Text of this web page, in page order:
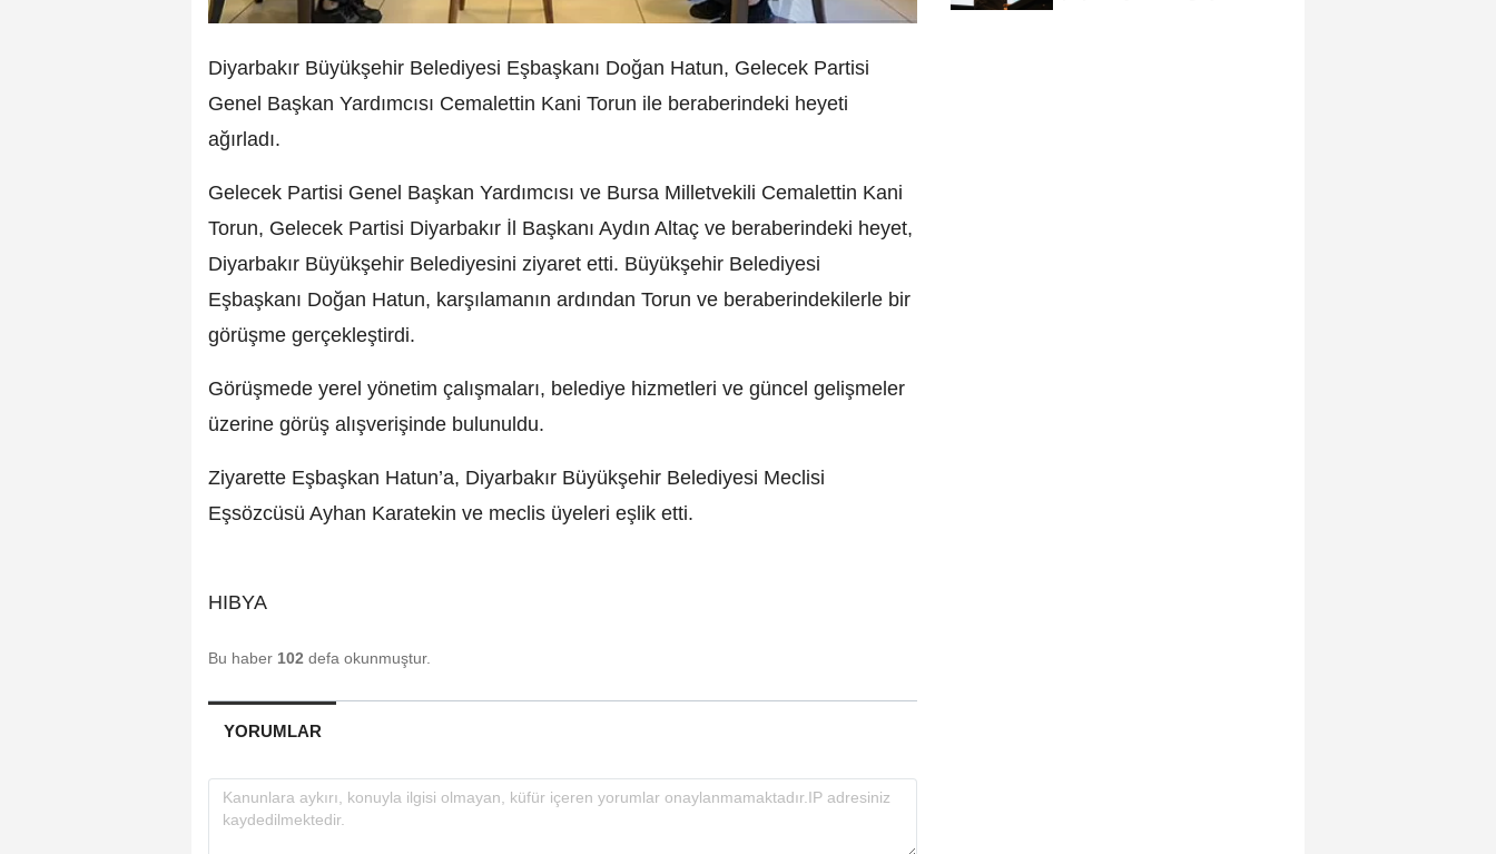
Diyarbakır Büyükşehir Belediyesi Eşbaşkanı Doğan Hatun, Gelecek Partisi
Genel Başkan Yardımcısı Cemalettin Kani Torun ile beraberindeki heyeti
ağırladı.
Gelecek Partisi Genel Başkan Yardımcısı ve Bursa Milletvekili Cemalettin Kani
Torun, Gelecek Partisi Diyarbakır İl Başkanı Aydın Altaç ve beraberindeki heyet,
Diyarbakır Büyükşehir Belediyesini ziyaret etti. Büyükşehir Belediyesi
Eşbaşkanı Doğan Hatun, karşılamanın ardından Torun ve beraberindekilerle bir
görüşme gerçekleştirdi.
Görüşmede yerel yönetim çalışmaları, belediye hizmetleri ve güncel gelişmeler
üzerine görüş alışverişinde bulunuldu.
Ziyarette Eşbaşkan Hatun’a, Diyarbakır Büyükşehir Belediyesi Meclisi
Eşsözcüsü Ayhan Karatekin ve meclis üyeleri eşlik etti.
HIBYA
Bu haber 102 defa okunmuştur.
YORUMLAR